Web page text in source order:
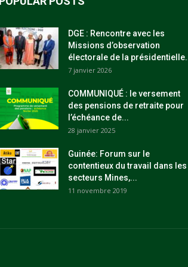
DGE : Rencontre avec les
Missions d’observation
électorale de la
7 janvier 2026
COMMUNIQUÉ : le versement
des pensions de retraite pour
l’échéance de...
28 janvier 2025
Guinée: Forum sur le
contentieux du travail dans les
secteurs Mines,...
11 novembre 2019